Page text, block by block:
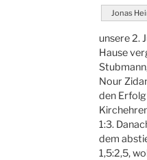
Jonas
unsere 2.
Hause
Nour
den
1:3.
dem
1,5:2,5,